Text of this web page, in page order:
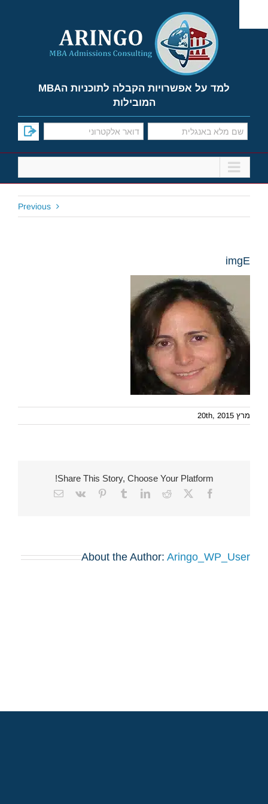
content
למד על אפשרויות הקבלה לתוכניות הMBA
המובילות
Previous
imgE
מרץ 20th, 2015
Share This Story, Choose Your Platform!
Facebook
X
Reddit
LinkedIn
Tumblr
Pinterest
Vk
Email
About the Author: Aringo_WP_User